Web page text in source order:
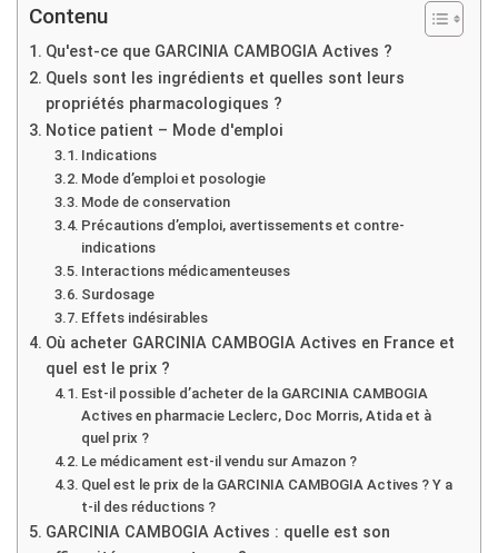
Contenu
Qu'est-ce que GARCINIA CAMBOGIA Actives ?
Quels sont les ingrédients et quelles sont leurs
propriétés pharmacologiques ?
Notice patient – Mode d'emploi
Indications
Mode d’emploi et posologie
Mode de conservation
Précautions d’emploi, avertissements et contre-
indications
Interactions médicamenteuses
Surdosage
Effets indésirables
Où acheter GARCINIA CAMBOGIA Actives en France et
quel est le prix ?
Est-il possible d’acheter de la GARCINIA CAMBOGIA
Actives en pharmacie Leclerc, Doc Morris, Atida et à
quel prix ?
Le médicament est-il vendu sur Amazon ?
Quel est le prix de la GARCINIA CAMBOGIA Actives ? Y a
t-il des réductions ?
GARCINIA CAMBOGIA Actives : quelle est son